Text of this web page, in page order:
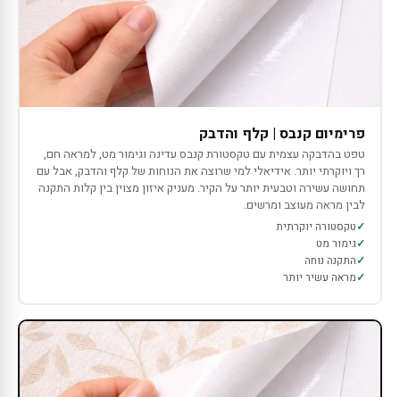
פרימיום קנבס | קלף והדבק
טפט בהדבקה עצמית עם טקסטורת קנבס עדינה וגימור מט, למראה חם,
רך ויוקרתי יותר. אידיאלי למי שרוצה את הנוחות של קלף והדבק, אבל עם
תחושה עשירה וטבעית יותר על הקיר. מעניק איזון מצוין בין קלות התקנה
לבין מראה מעוצב ומרשים.
טקסטורה יוקרתית
גימור מט
התקנה נוחה
מראה עשיר יותר